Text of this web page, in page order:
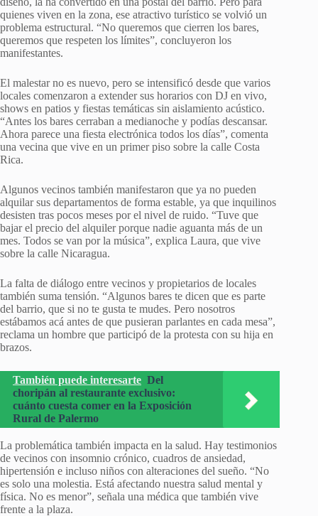
quienes viven en la zona, ese atractivo turístico se volvió un
problema estructural. “No queremos que cierren los bares,
queremos que respeten los límites”, concluyeron los
manifestantes.
El malestar no es nuevo, pero se intensificó desde que varios
locales comenzaron a extender sus horarios con DJ en vivo,
shows en patios y fiestas temáticas sin aislamiento acústico.
“Antes los bares cerraban a medianoche y podías descansar.
Ahora parece una fiesta electrónica todos los días”, comenta
una vecina que vive en un primer piso sobre la calle Costa
Rica.
Algunos vecinos también manifestaron que ya no pueden
alquilar sus departamentos de forma estable, ya que inquilinos
desisten tras pocos meses por el nivel de ruido. “Tuve que
bajar el precio del alquiler porque nadie aguanta más de un
mes. Todos se van por la música”, explica Laura, que vive
sobre la calle Nicaragua.
La falta de diálogo entre vecinos y propietarios de locales
también suma tensión. “Algunos bares te dicen que es parte
del barrio, que si no te gusta te mudes. Pero nosotros
estábamos acá antes de que pusieran parlantes en cada mesa”,
reclama un hombre que participó de la protesta con su hija en
brazos.
También puede interesarte Del
choripán al restaurante exclusivo:
cuánto cuesta comer en la Exposición
Rural de Palermo
La problemática también impacta en la salud. Hay testimonios
de vecinos con insomnio crónico, cuadros de ansiedad,
hipertensión e incluso niños con alteraciones del sueño. “No
es solo una molestia. Está afectando nuestra salud mental y
física. No es menor”, señala una médica que también vive
frente a la plaza.